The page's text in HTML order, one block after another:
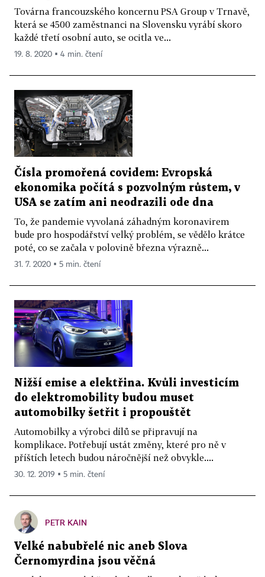
Továrna francouzského koncernu PSA Group v Trnavě,
která se 4500 zaměstnanci na Slovensku vyrábí skoro
každé třetí osobní auto, se ocitla ve...
19. 8. 2020 ▪ 4 min. čtení
Čísla promořená covidem: Evropská
ekonomika počítá s pozvolným růstem, v
USA se zatím ani neodrazili ode dna
To, že pandemie vyvolaná záhadným koronavirem
bude pro hospodářství velký problém, se vědělo krátce
poté, co se začala v polovině března výrazně...
31. 7. 2020 ▪ 5 min. čtení
Nižší emise a elektřina. Kvůli investicím
do elektromobility budou muset
automobilky šetřit i propouštět
Automobilky a výrobci dílů se připravují na
komplikace. Potřebují ustát změny, které pro ně v
příštích letech budou náročnější než obvykle....
30. 12. 2019 ▪ 5 min. čtení
PETR KAIN
Velké nabubřelé nic aneb Slova
Černomyrdina jsou věčná